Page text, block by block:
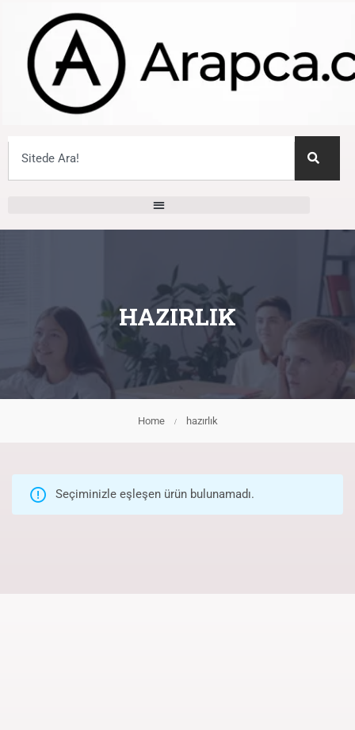
Home hazırlık
HAZIRLIK
Seçiminizle eşleşen ürün bulunamadı.